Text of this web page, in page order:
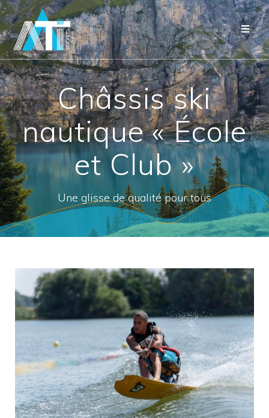
Châssis ski
nautique « École
et Club »
Une glisse de qualité pour tous